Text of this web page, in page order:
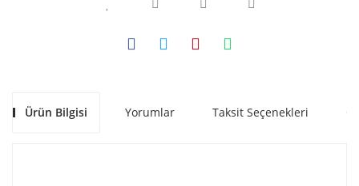
Ürün Bilgisi Yorumlar Taksit Seçenekleri